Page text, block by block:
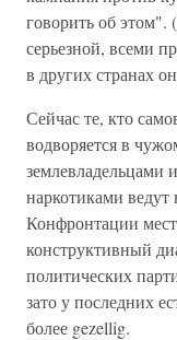
говорить об этом".
серьезной, всеми
в других странах
Сейчас те, кто
водворяется в
землевладельцами
наркотиками
Конфронтации
конструктивный
политических
зато у последних
более gezellig.